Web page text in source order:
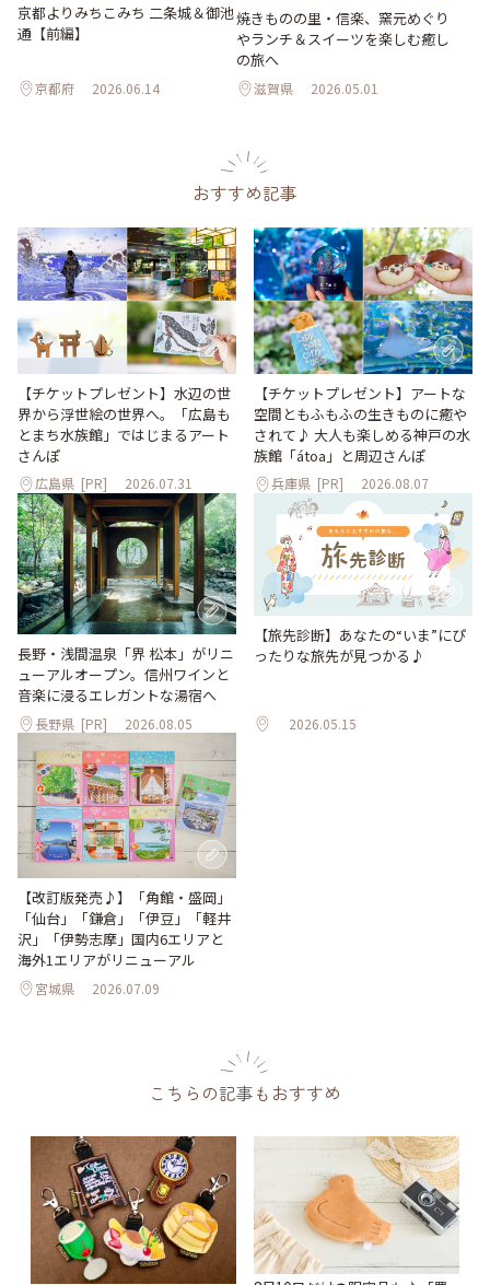
京都よりみちこみち 二条城＆御池
通【前編】
京都府 2026.06.14
焼きものの里・信楽、窯元めぐり
やランチ＆スイーツを楽しむ癒し
の旅へ
滋賀県 2026.05.01
おすすめ記事
【チケットプレゼント】水辺の世
界から浮世絵の世界へ。「広島も
とまち水族館」ではじまるアート
さんぽ
広島県 [PR] 2026.07.31
【チケットプレゼント】アートな
空間ともふもふの生きものに癒や
されて♪ 大人も楽しめる神戸の水
族館「átoa」と周辺さんぽ
兵庫県 [PR] 2026.08.07
長野・浅間温泉「界 松本」がリニ
ューアルオープン。信州ワインと
音楽に浸るエレガントな湯宿へ
長野県 [PR] 2026.08.05
【旅先診断】あなたの“いま”にぴ
ったりな旅先が見つかる♪
2026.05.15
【改訂版発売♪】「角館・盛岡」
「仙台」「鎌倉」「伊豆」「軽井
沢」「伊勢志摩」国内6エリアと
海外1エリアがリニューアル
宮城県 2026.07.09
こちらの記事もおすすめ